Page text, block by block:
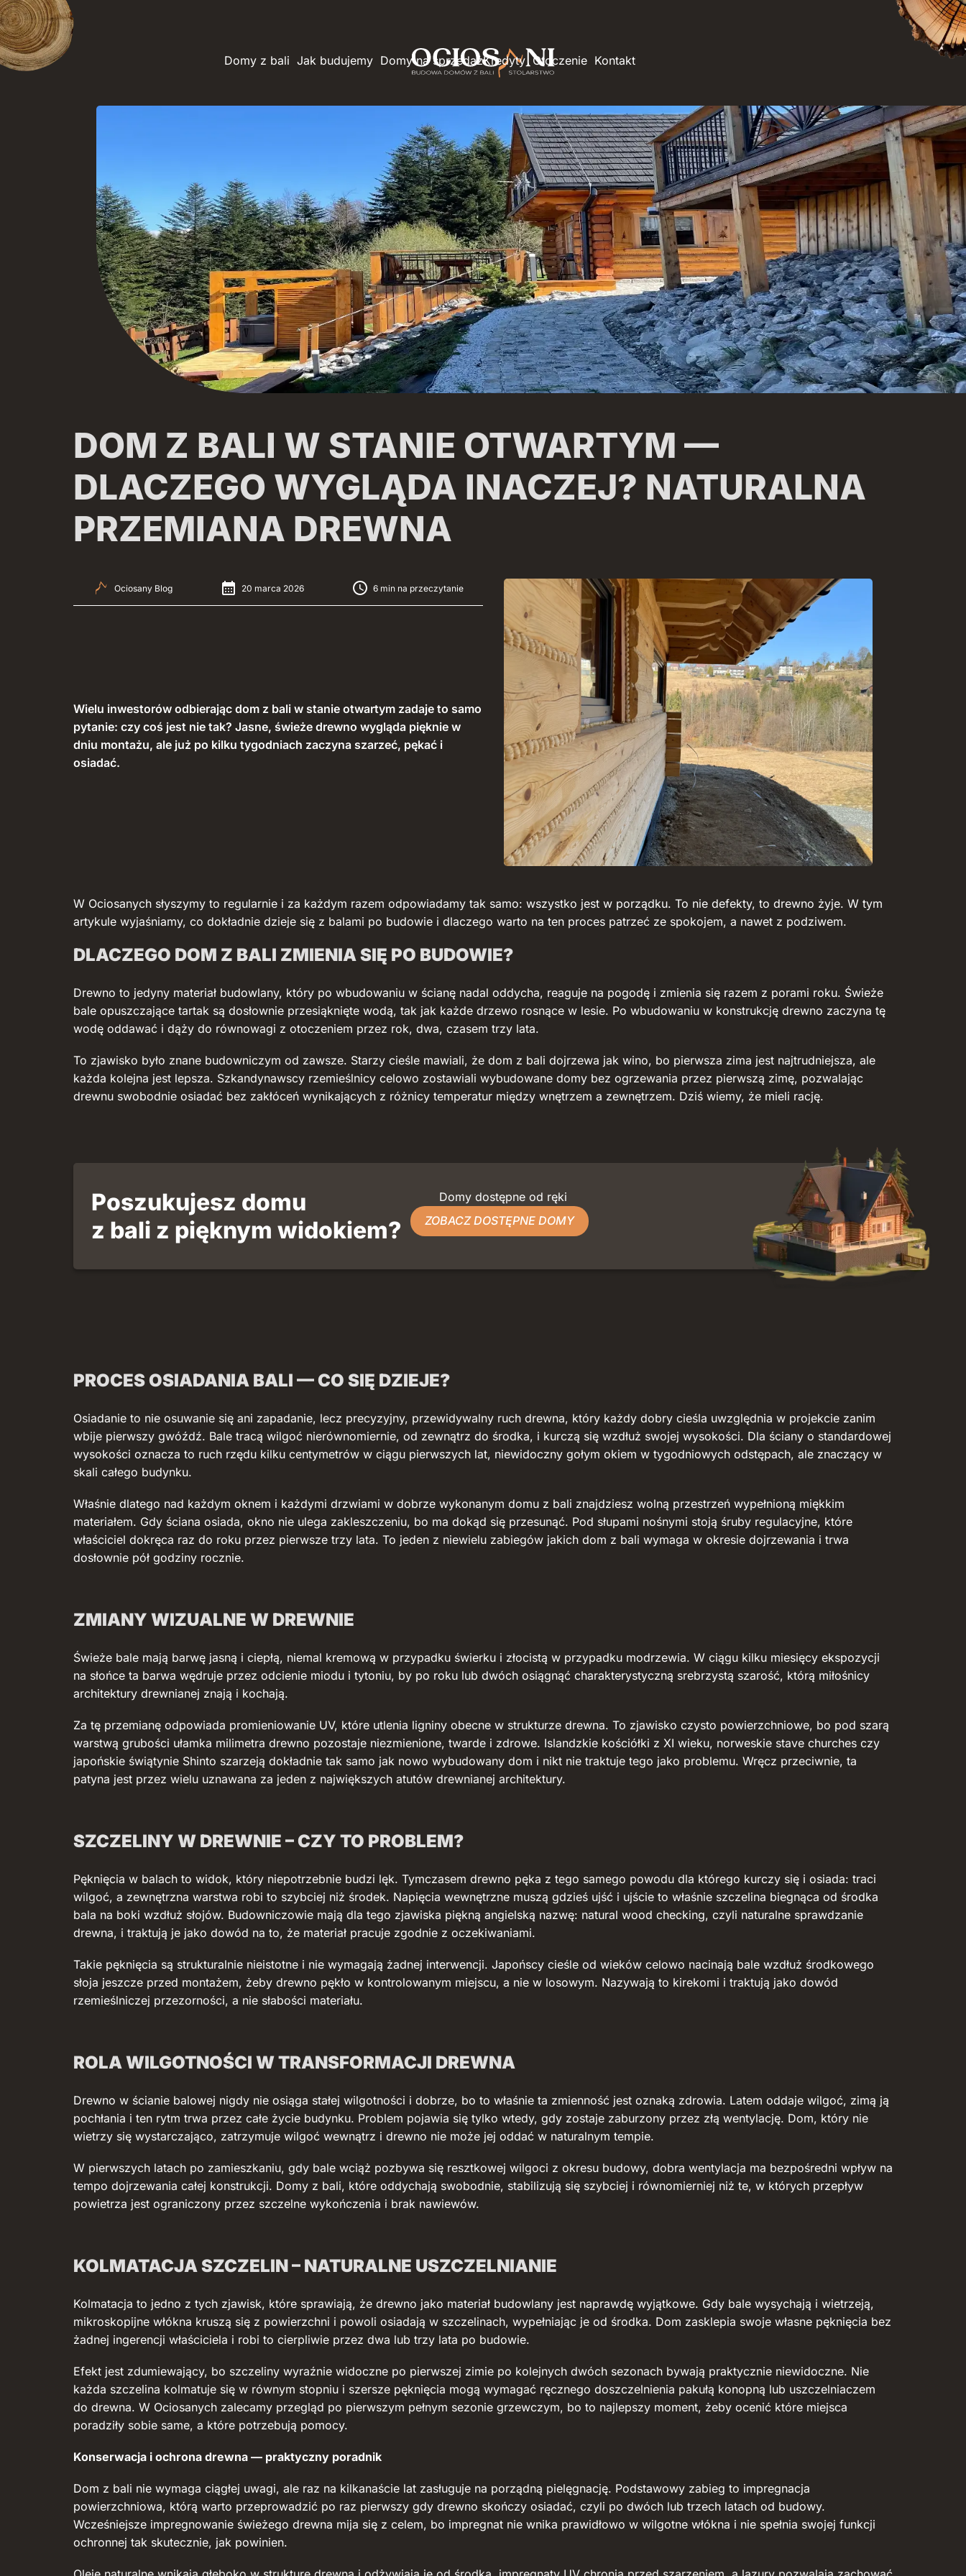
Domy z bali Jak budujemy Domy na sprzedażKredyty Otoczenie Kontakt
DOM Z BALI W STANIE OTWARTYM —
DLACZEGO WYGLĄDA INACZEJ? NATURALNA
PRZEMIANA DREWNA
Ociosany Blog 20 marca 2026 6 min na przeczytanie
Wielu inwestorów odbierając dom z bali w stanie otwartym zadaje to samo
pytanie: czy coś jest nie tak? Jasne, świeże drewno wygląda pięknie w
dniu montażu, ale już po kilku tygodniach zaczyna szarzeć, pękać i
osiadać.
W Ociosanych słyszymy to regularnie i za każdym razem odpowiadamy tak samo: wszystko jest w porządku. To nie defekty, to drewno żyje. W tym
artykule wyjaśniamy, co dokładnie dzieje się z balami po budowie i dlaczego warto na ten proces patrzeć ze spokojem, a nawet z podziwem.
DLACZEGO DOM Z BALI ZMIENIA SIĘ PO BUDOWIE?
Drewno to jedyny materiał budowlany, który po wbudowaniu w ścianę nadal oddycha, reaguje na pogodę i zmienia się razem z porami roku. Świeże
bale opuszczające tartak są dosłownie przesiąknięte wodą, tak jak każde drzewo rosnące w lesie. Po wbudowaniu w konstrukcję drewno zaczyna tę
wodę oddawać i dąży do równowagi z otoczeniem przez rok, dwa, czasem trzy lata.
To zjawisko było znane budowniczym od zawsze. Starzy cieśle mawiali, że dom z bali dojrzewa jak wino, bo pierwsza zima jest najtrudniejsza, ale
każda kolejna jest lepsza. Szkandynawscy rzemieślnicy celowo zostawiali wybudowane domy bez ogrzewania przez pierwszą zimę, pozwalając
drewnu swobodnie osiadać bez zakłóceń wynikających z różnicy temperatur między wnętrzem a zewnętrzem. Dziś wiemy, że mieli rację.
Poszukujesz domu
z bali z pięknym widokiem?
Domy dostępne od ręki
ZOBACZ DOSTĘPNE DOMY
PROCES OSIADANIA BALI — CO SIĘ DZIEJE?
Osiadanie to nie osuwanie się ani zapadanie, lecz precyzyjny, przewidywalny ruch drewna, który każdy dobry cieśla uwzględnia w projekcie zanim
wbije pierwszy gwóźdź. Bale tracą wilgoć nierównomiernie, od zewnątrz do środka, i kurczą się wzdłuż swojej wysokości. Dla ściany o standardowej
wysokości oznacza to ruch rzędu kilku centymetrów w ciągu pierwszych lat, niewidoczny gołym okiem w tygodniowych odstępach, ale znaczący w
skali całego budynku.
Właśnie dlatego nad każdym oknem i każdymi drzwiami w dobrze wykonanym domu z bali znajdziesz wolną przestrzeń wypełnioną miękkim
materiałem. Gdy ściana osiada, okno nie ulega zakleszczeniu, bo ma dokąd się przesunąć. Pod słupami nośnymi stoją śruby regulacyjne, które
właściciel dokręca raz do roku przez pierwsze trzy lata. To jeden z niewielu zabiegów jakich dom z bali wymaga w okresie dojrzewania i trwa
dosłownie pół godziny rocznie.
ZMIANY WIZUALNE W DREWNIE
Świeże bale mają barwę jasną i ciepłą, niemal kremową w przypadku świerku i złocistą w przypadku modrzewia. W ciągu kilku miesięcy ekspozycji
na słońce ta barwa wędruje przez odcienie miodu i tytoniu, by po roku lub dwóch osiągnąć charakterystyczną srebrzystą szarość, którą miłośnicy
architektury drewnianej znają i kochają.
Za tę przemianę odpowiada promieniowanie UV, które utlenia ligniny obecne w strukturze drewna. To zjawisko czysto powierzchniowe, bo pod szarą
warstwą grubości ułamka milimetra drewno pozostaje niezmienione, twarde i zdrowe. Islandzkie kościółki z XI wieku, norweskie stave churches czy
japońskie świątynie Shinto szarzeją dokładnie tak samo jak nowo wybudowany dom i nikt nie traktuje tego jako problemu. Wręcz przeciwnie, ta
patyna jest przez wielu uznawana za jeden z największych atutów drewnianej architektury.
SZCZELINY W DREWNIE – CZY TO PROBLEM?
Pęknięcia w balach to widok, który niepotrzebnie budzi lęk. Tymczasem drewno pęka z tego samego powodu dla którego kurczy się i osiada: traci
wilgoć, a zewnętrzna warstwa robi to szybciej niż środek. Napięcia wewnętrzne muszą gdzieś ujść i ujście to właśnie szczelina biegnąca od środka
bala na boki wzdłuż słojów. Budowniczowie mają dla tego zjawiska piękną angielską nazwę: natural wood checking, czyli naturalne sprawdzanie
drewna, i traktują je jako dowód na to, że materiał pracuje zgodnie z oczekiwaniami.
Takie pęknięcia są strukturalnie nieistotne i nie wymagają żadnej interwencji. Japońscy cieśle od wieków celowo nacinają bale wzdłuż środkowego
słoja jeszcze przed montażem, żeby drewno pękło w kontrolowanym miejscu, a nie w losowym. Nazywają to kirekomi i traktują jako dowód
rzemieślniczej przezorności, a nie słabości materiału.
ROLA WILGOTNOŚCI W TRANSFORMACJI DREWNA
Drewno w ścianie balowej nigdy nie osiąga stałej wilgotności i dobrze, bo to właśnie ta zmienność jest oznaką zdrowia. Latem oddaje wilgoć, zimą ją
pochłania i ten rytm trwa przez całe życie budynku. Problem pojawia się tylko wtedy, gdy zostaje zaburzony przez złą wentylację. Dom, który nie
wietrzy się wystarczająco, zatrzymuje wilgoć wewnątrz i drewno nie może jej oddać w naturalnym tempie.
W pierwszych latach po zamieszkaniu, gdy bale wciąż pozbywa się resztkowej wilgoci z okresu budowy, dobra wentylacja ma bezpośredni wpływ na
tempo dojrzewania całej konstrukcji. Domy z bali, które oddychają swobodnie, stabilizują się szybciej i równomierniej niż te, w których przepływ
powietrza jest ograniczony przez szczelne wykończenia i brak nawiewów.
KOLMATACJA SZCZELIN – NATURALNE USZCZELNIANIE
Kolmatacja to jedno z tych zjawisk, które sprawiają, że drewno jako materiał budowlany jest naprawdę wyjątkowe. Gdy bale wysychają i wietrzeją,
mikroskopijne włókna kruszą się z powierzchni i powoli osiadają w szczelinach, wypełniając je od środka. Dom zasklepia swoje własne pęknięcia bez
żadnej ingerencji właściciela i robi to cierpliwie przez dwa lub trzy lata po budowie.
Efekt jest zdumiewający, bo szczeliny wyraźnie widoczne po pierwszej zimie po kolejnych dwóch sezonach bywają praktycznie niewidoczne. Nie
każda szczelina kolmatuje się w równym stopniu i szersze pęknięcia mogą wymagać ręcznego doszczelnienia pakułą konopną lub uszczelniaczem
do drewna. W Ociosanych zalecamy przegląd po pierwszym pełnym sezonie grzewczym, bo to najlepszy moment, żeby ocenić które miejsca
poradziły sobie same, a które potrzebują pomocy.
Konserwacja i ochrona drewna — praktyczny poradnik
Dom z bali nie wymaga ciągłej uwagi, ale raz na kilkanaście lat zasługuje na porządną pielęgnację. Podstawowy zabieg to impregnacja
powierzchniowa, którą warto przeprowadzić po raz pierwszy gdy drewno skończy osiadać, czyli po dwóch lub trzech latach od budowy.
Wcześniejsze impregnowanie świeżego drewna mija się z celem, bo impregnat nie wnika prawidłowo w wilgotne włókna i nie spełnia swojej funkcji
ochronnej tak skutecznie, jak powinien.